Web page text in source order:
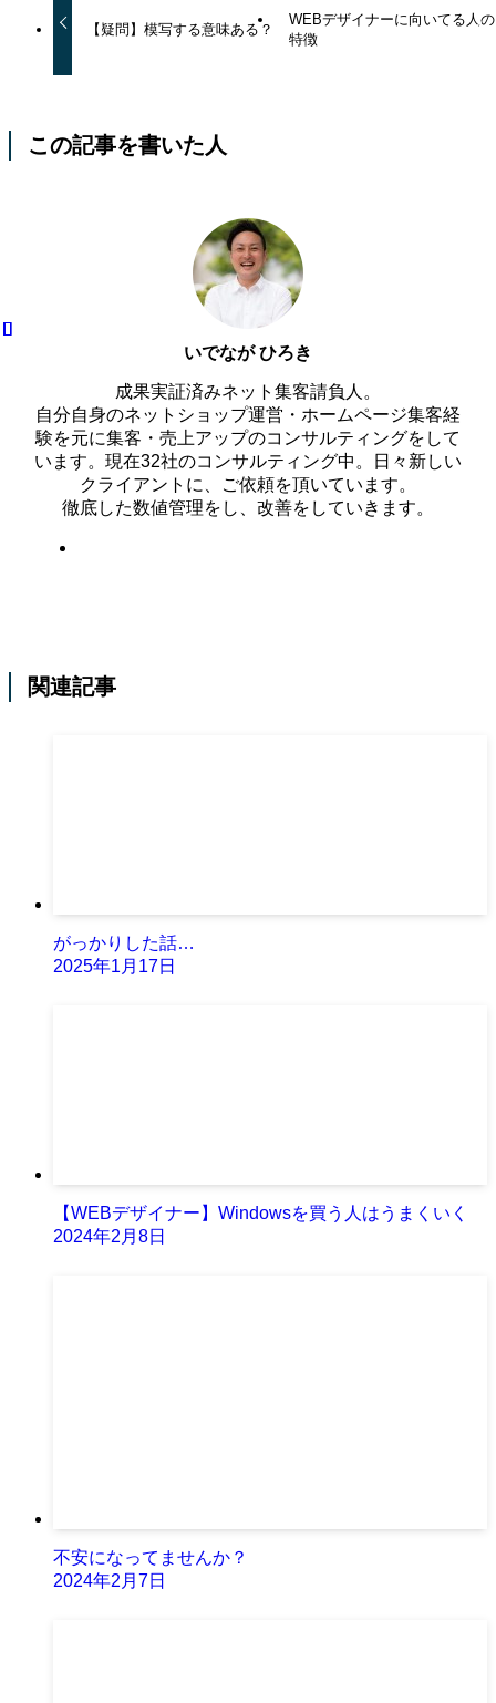
【疑問】模写する意味ある？
WEBデザイナーに向いてる人の
特徴
この記事を書いた人
いでなが ひろき
成果実証済みネット集客請負人。
自分自身のネットショップ運営・ホームページ集客経
験を元に集客・売上アップのコンサルティングをして
います。現在32社のコンサルティング中。日々新しい
クライアントに、ご依頼を頂いています。
徹底した数値管理をし、改善をしていきます。
関連記事
がっかりした話…
2025年1月17日
【WEBデザイナー】Windowsを買う人はうまくいく
2024年2月8日
不安になってませんか？
2024年2月7日